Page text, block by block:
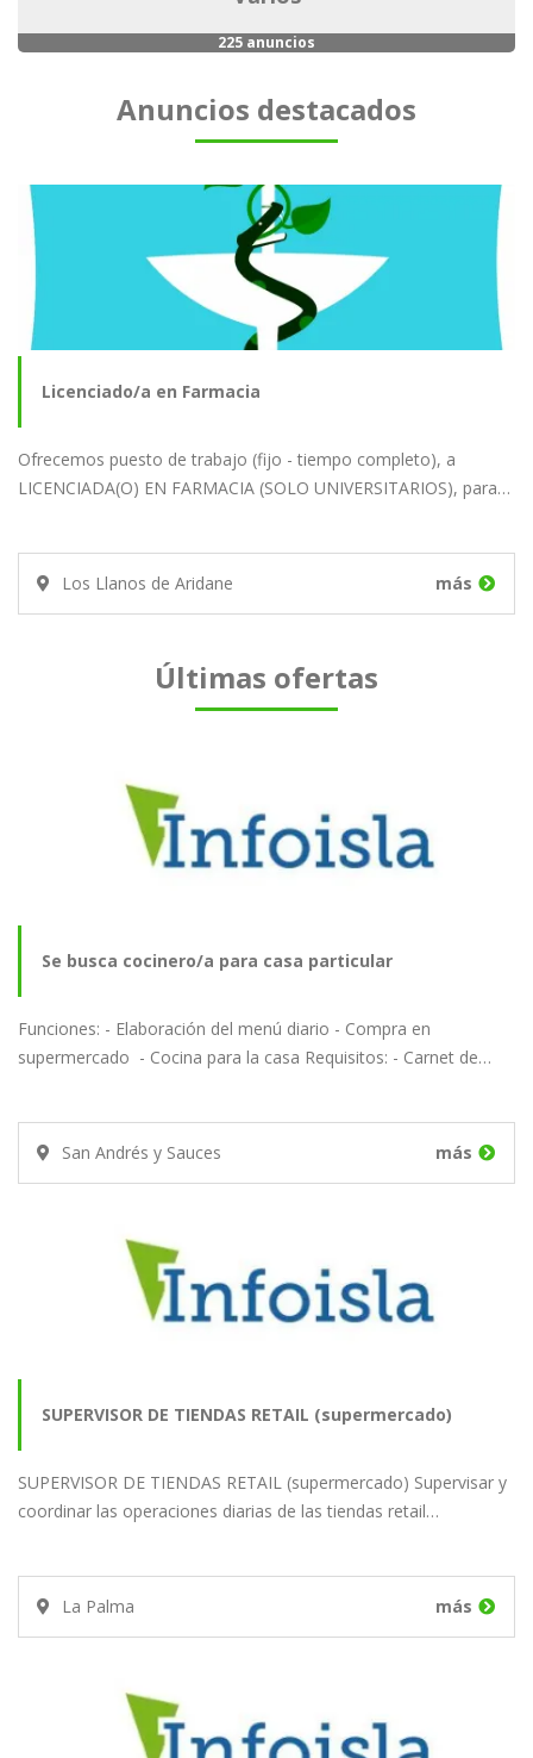
225 anuncios
Anuncios destacados
Licenciado/a en Farmacia
Ofrecemos puesto de trabajo (fijo - tiempo completo), a
LICENCIADA(O) EN FARMACIA (SOLO UNIVERSITARIOS), para…
Los Llanos de Aridane más
Últimas ofertas
Se busca cocinero/a para casa particular
Funciones: - Elaboración del menú diario - Compra en
supermercado - Cocina para la casa Requisitos: - Carnet de…
San Andrés y Sauces más
SUPERVISOR DE TIENDAS RETAIL (supermercado)
SUPERVISOR DE TIENDAS RETAIL (supermercado) Supervisar y
coordinar las operaciones diarias de las tiendas retail…
La Palma más